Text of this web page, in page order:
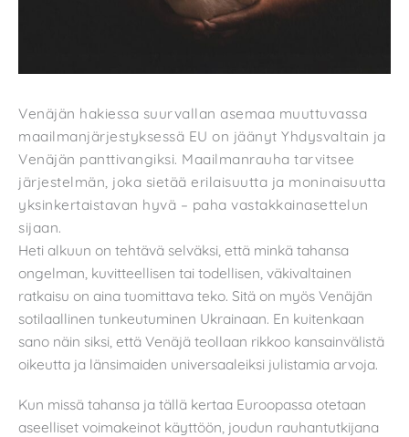
Venäjän hakiessa suurvallan asemaa muuttuvassa
maailmanjärjestyksessä EU on jäänyt Yhdysvaltain ja
Venäjän panttivangiksi. Maailmanrauha tarvitsee
järjestelmän, joka sietää erilaisuutta ja moninaisuutta
yksinkertaistavan hyvä – paha vastakkainasettelun
sijaan.
Heti alkuun on tehtävä selväksi, että minkä tahansa
ongelman, kuvitteellisen tai todellisen, väkivaltainen
ratkaisu on aina tuomittava teko. Sitä on myös Venäjän
sotilaallinen tunkeutuminen Ukrainaan. En kuitenkaan
sano näin siksi, että Venäjä teollaan rikkoo kansainvälistä
oikeutta ja länsimaiden universaaleiksi julistamia arvoja.
Kun missä tahansa ja tällä kertaa Euroopassa otetaan
aseelliset voimakeinot käyttöön, joudun rauhantutkijana